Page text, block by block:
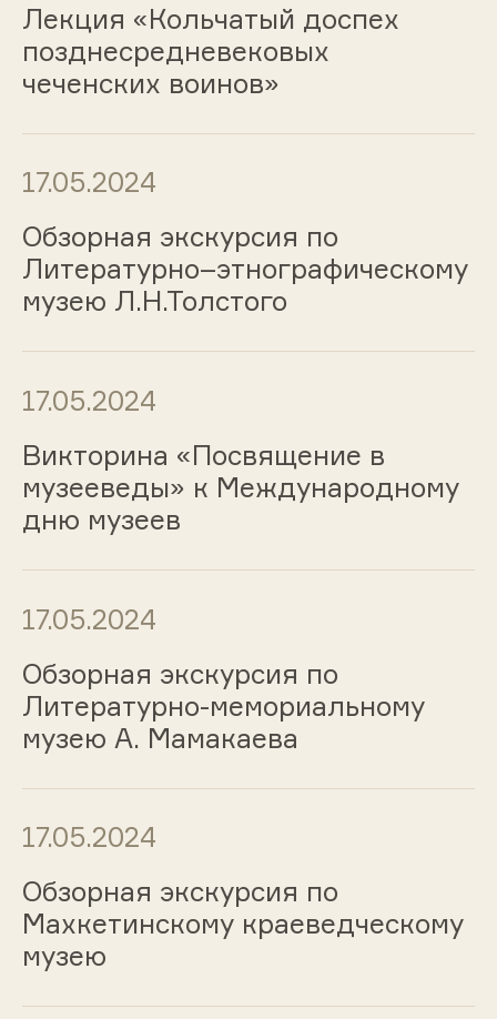
Лекция «Кольчатый доспех
позднесредневековых
чеченских воинов»
17.05.2024
Обзорная экскурсия по
Литературно–этнографическому
музею Л.Н.Толстого
17.05.2024
Викторина «Посвящение в
музееведы» к Международному
дню музеев
17.05.2024
Обзорная экскурсия по
Литературно-мемориальному
музею А. Мамакаева
17.05.2024
Обзорная экскурсия по
Махкетинскому краеведческому
музею